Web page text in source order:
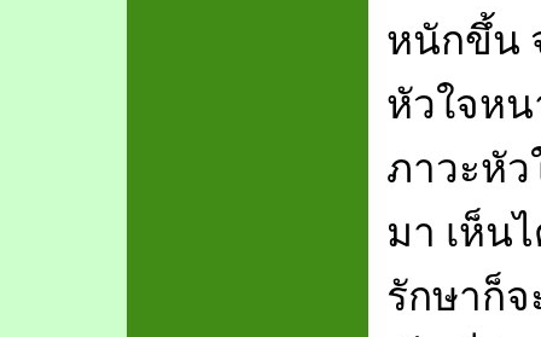
หนักขึ้น
หัวใจหน
ภาวะหัว
มา เห็น
รักษาก็